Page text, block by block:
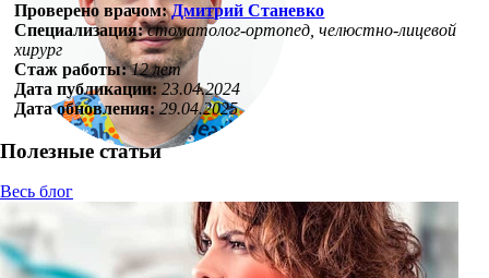
Проверено врачом:Дмитрий Станевко
Специализация: стоматолог-ортопед, челюстно-лицевой
хирург
Стаж работы: 12 лет
Дата публикации: 23.04.2024
Дата обновления: 29.04.2025
Полезные статьи
Весь блог